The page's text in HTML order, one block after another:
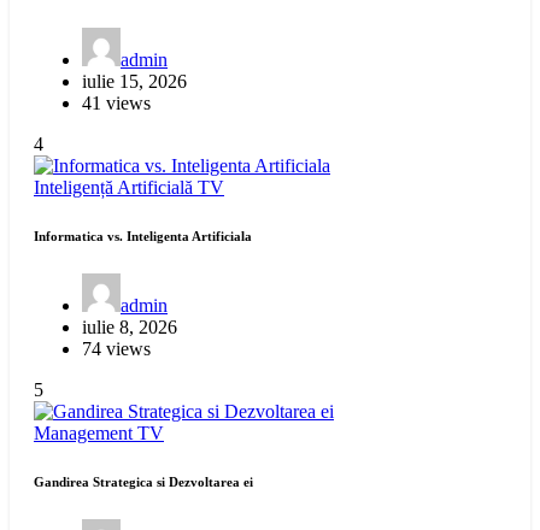
admin
iulie 15, 2026
41 views
4
Inteligență Artificială TV
Informatica vs. Inteligenta Artificiala
admin
iulie 8, 2026
74 views
5
Management TV
Gandirea Strategica si Dezvoltarea ei